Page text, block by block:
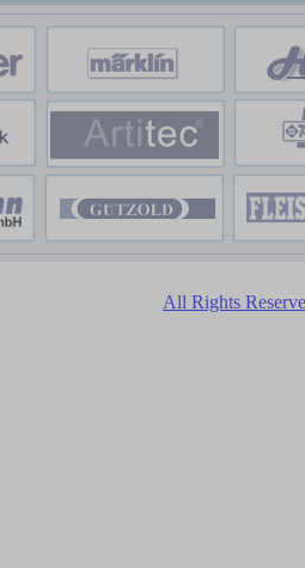
All Rights